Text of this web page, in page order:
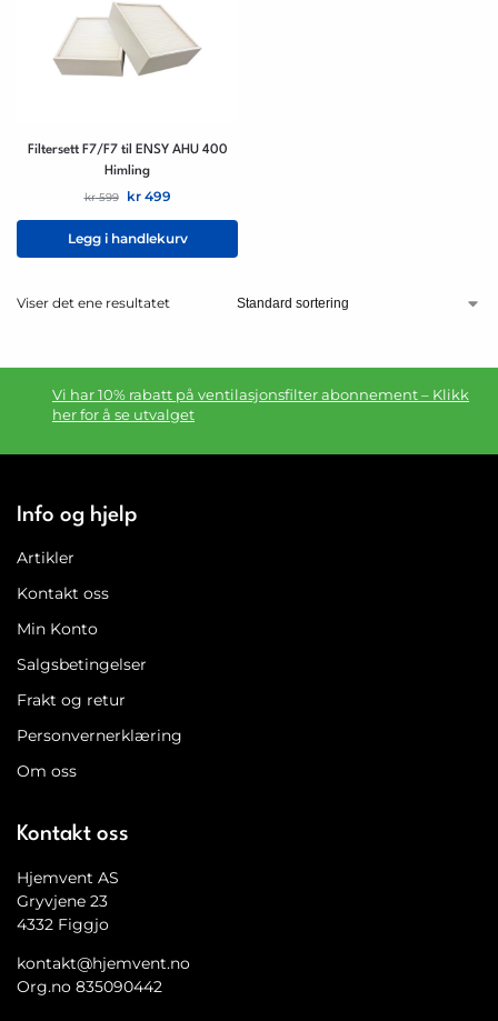
Filtersett F7/F7 til ENSY AHU 400
Himling
kr599 kr499
Legg i handlekurv
Viser det ene resultatet
Vi har 10% rabatt på ventilasjonsfilter abonnement – Klikk
her for å se utvalget
Info og hjelp
Artikler
Kontakt oss
Min Konto
Salgsbetingelser
Frakt og retur
Personvernerklæring
Om oss
Kontakt oss
Hjemvent AS
Gryvjene 23
4332 Figgjo
kontakt@hjemvent.no
Org.no 835090442